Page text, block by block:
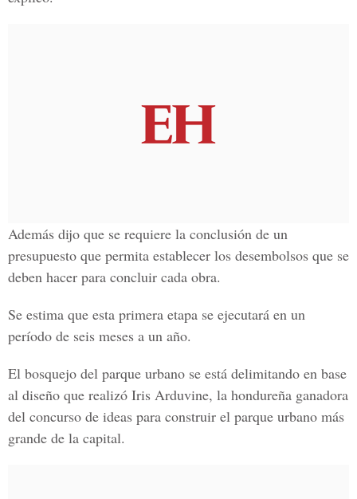
Además dijo que se requiere la conclusión de un
presupuesto que permita establecer los desembolsos que se
deben hacer para concluir cada obra.
Se estima que esta primera etapa se ejecutará en un
período de seis meses a un año.
El bosquejo del parque urbano se está delimitando en base
al diseño que realizó Iris Arduvine, la hondureña ganadora
del concurso de ideas para construir el parque urbano más
grande de la capital.